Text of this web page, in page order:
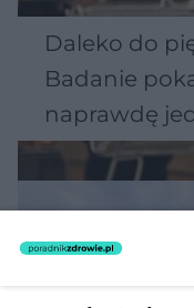
Daleko do
Badanie
naprawdę